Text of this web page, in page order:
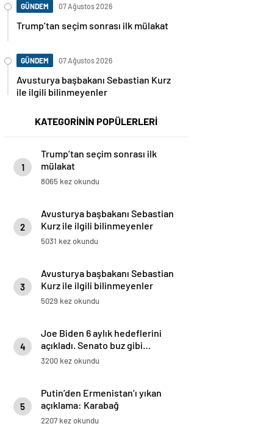
GÜNDEM 07 Ağustos 2026
Trump’tan seçim sonrası ilk mülakat
GÜNDEM 07 Ağustos 2026
Avusturya başbakanı Sebastian Kurz
ile ilgili bilinmeyenler
KATEGORİNİN POPÜLERLERİ
1
Trump’tan seçim sonrası ilk
mülakat
8065 kez okundu
2
Avusturya başbakanı Sebastian
Kurz ile ilgili bilinmeyenler
5031 kez okundu
3
Avusturya başbakanı Sebastian
Kurz ile ilgili bilinmeyenler
5029 kez okundu
4
Joe Biden 6 aylık hedeflerini
açıkladı. Senato buz gibi…
3200 kez okundu
5
Putin’den Ermenistan’ı yıkan
açıklama: Karabağ
Azerbaycan’ın ayrılmaz bir
2207 kez okundu